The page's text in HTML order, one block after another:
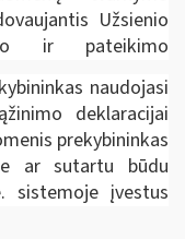
Užsienio
ir pateikimo
naudojasi
deklaracijai
prekybininkas
ar sutartu būdu
sistemoje įvestus